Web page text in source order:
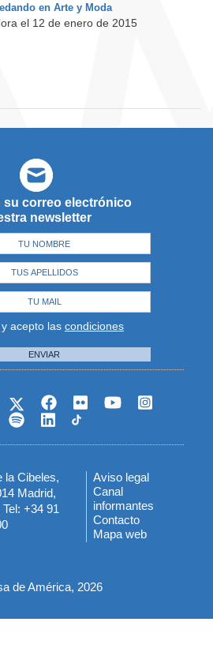
en Arte y Moda
el 12 de enero de 2015
su correo electrónico
newsletter
acepto las condiciones
ENVIAR
la Cibeles,
Madrid,
+34 91
Menú
del
pie
Aviso legal
Canal
informantes
Contacto
Mapa web
de América, 2026